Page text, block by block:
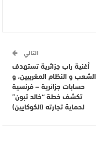
التالي
أغنية راب جزائرية تستهدف
الشعب و النظام المغربيين، و
حسابات جزائرية – فرنسية
تكشف خطة “خالد تبون”
لحماية تجارته (الكوكايين)